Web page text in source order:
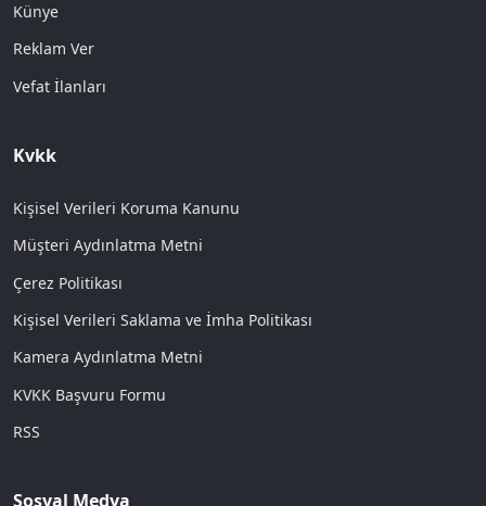
Künye
Reklam Ver
Vefat İlanları
Kvkk
Kişisel Verileri Koruma Kanunu
Müşteri Aydınlatma Metni
Çerez Politikası
Kişisel Verileri Saklama ve İmha Politikası
Kamera Aydınlatma Metni
KVKK Başvuru Formu
RSS
Sosyal Medya